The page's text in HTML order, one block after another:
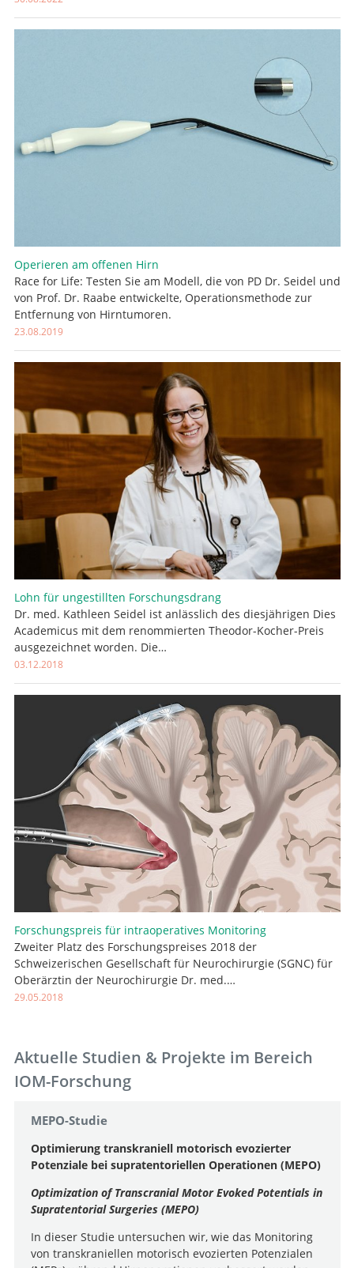
Operieren am offenen Hirn
Race for Life: Testen Sie am Modell, die von PD Dr. Seidel und
von Prof. Dr. Raabe entwickelte, Operationsmethode zur
Entfernung von Hirntumoren.
23.08.2019
Lohn für ungestillten Forschungsdrang
Dr. med. Kathleen Seidel ist anlässlich des diesjährigen Dies
Academicus mit dem renommierten Theodor-Kocher-Preis
ausgezeichnet worden. Die…
03.12.2018
Forschungspreis für intraoperatives Monitoring
Zweiter Platz des Forschungspreises 2018 der
Schweizerischen Gesellschaft für Neurochirurgie (SGNC) für
Oberärztin der Neurochirurgie Dr. med.…
29.05.2018
Aktuelle Studien & Projekte im Bereich
IOM-Forschung
MEPO-Studie
Optimierung transkraniell motorisch evozierter
Potenziale bei supratentoriellen Operationen (MEPO)
Optimization of Transcranial Motor Evoked Potentials in
Supratentorial Surgeries (MEPO)
In dieser Studie untersuchen wir, wie das Monitoring
von transkraniellen motorisch evozierten Potenzialen